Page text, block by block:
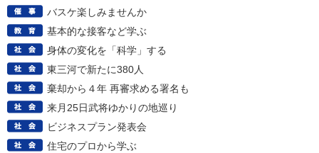
バスケ楽しみませんか
基本的な接客など学ぶ
身体の変化を「科学」する
東三河で新たに380人
棄却から４年 再審求める署名も
来月25日武将ゆかりの地巡り
ビジネスプラン発表会
住宅のプロから学ぶ